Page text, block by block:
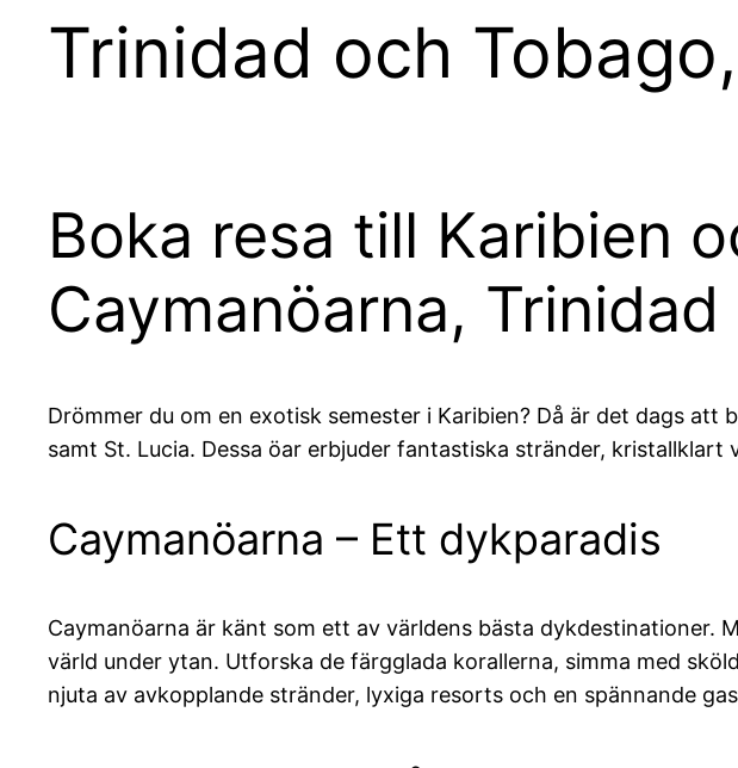
Trinidad och
Boka resa till Karibien
Caymanöarna,
Drömmer du om en exotisk semester i Karibien? Då är det dags
samt St. Lucia. Dessa öar erbjuder fantastiska stränder,
Caymanöarna – Ett dykparadis
Caymanöarna är känt som ett av världens bästa dykdestinationer.
värld under ytan. Utforska de färgglada korallerna, simma med
njuta av avkopplande stränder, lyxiga resorts och en spännande